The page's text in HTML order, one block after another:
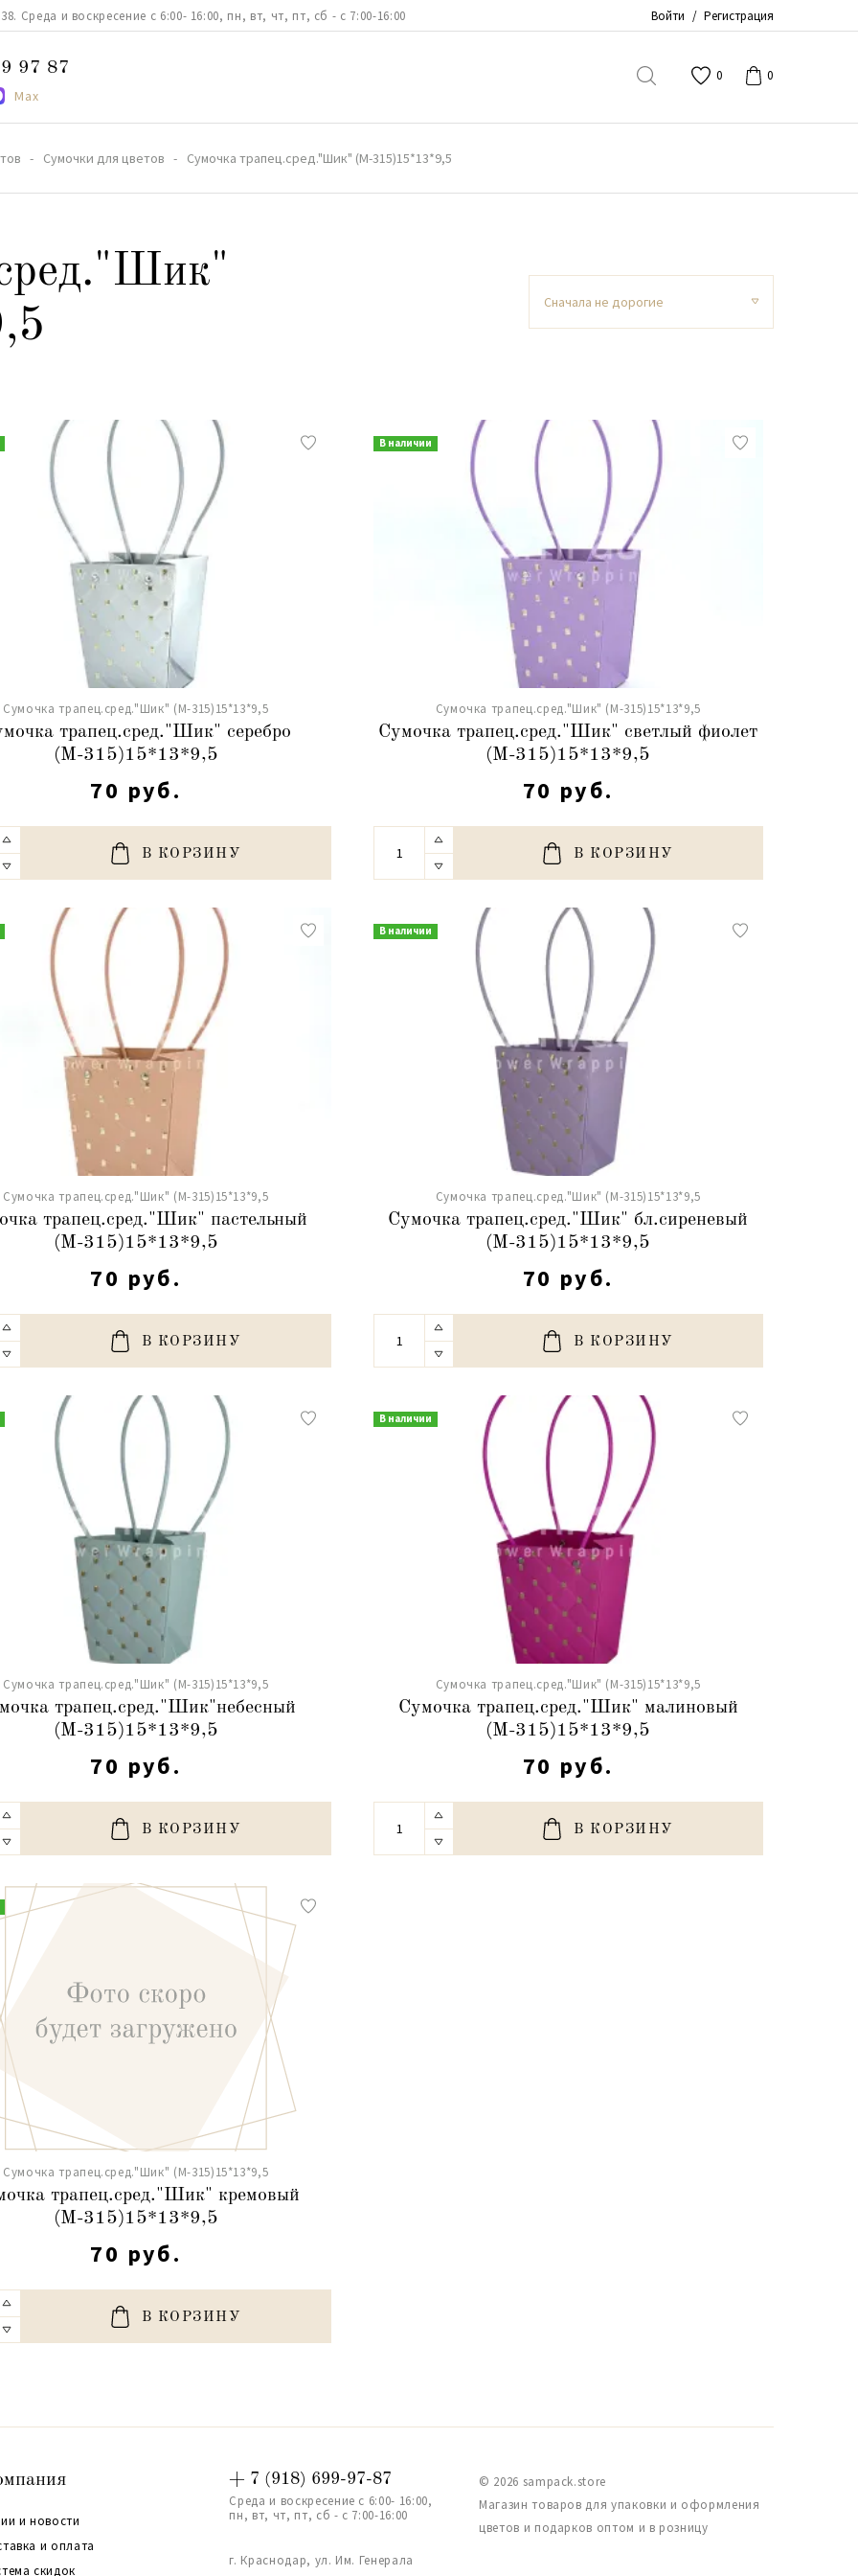
Среда и воскресение с 6:00- 16:00, пн, вт, чт, пт, сб - с 7:00-16:00 Войти / Регистрация
97 87
Max
0 0
Сумочки для цветов Сумочка трапец.сред."Шик" (М-315)15*13*9,5
Сначала не дорогие
Сумочка трапец.сред."Шик" (М-315)15*13*9,5
трапец.сред."Шик" серебро
(М-315)15*13*9,5
70 руб.
В КОРЗИНУ
В наличии
Сумочка трапец.сред."Шик" (М-315)15*13*9,5
Сумочка трапец.сред."Шик" светлый фиолет
(М-315)15*13*9,5
70 руб.
В КОРЗИНУ
Сумочка трапец.сред."Шик" (М-315)15*13*9,5
трапец.сред."Шик" пастельный
(М-315)15*13*9,5
70 руб.
В КОРЗИНУ
В наличии
Сумочка трапец.сред."Шик" (М-315)15*13*9,5
Сумочка трапец.сред."Шик" бл.сиреневый
(М-315)15*13*9,5
70 руб.
В КОРЗИНУ
Сумочка трапец.сред."Шик" (М-315)15*13*9,5
трапец.сред."Шик"небесный
(М-315)15*13*9,5
70 руб.
В КОРЗИНУ
В наличии
Сумочка трапец.сред."Шик" (М-315)15*13*9,5
Сумочка трапец.сред."Шик" малиновый
(М-315)15*13*9,5
70 руб.
В КОРЗИНУ
Сумочка трапец.сред."Шик" (М-315)15*13*9,5
трапец.сред."Шик" кремовый
(М-315)15*13*9,5
70 руб.
В КОРЗИНУ
и новости
и оплата
скидок
+ 7 (918) 699-97-87
Среда и воскресение с 6:00- 16:00,
пн, вт, чт, пт, сб - с 7:00-16:00
г. Краснодар, ул. Им. Генерала
© 2026 sampack.store
Магазин товаров для упаковки и оформления
цветов и подарков оптом и в розницу